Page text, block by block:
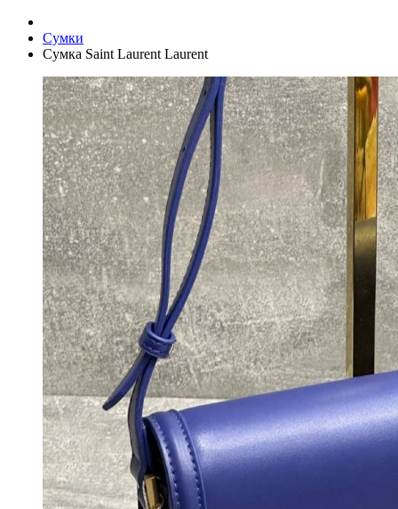
Сумки
Сумка Saint Laurent Laurent